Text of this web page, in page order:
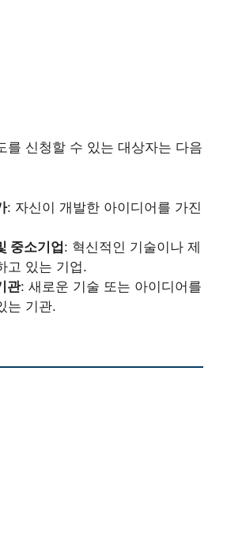
를 신청할 수 있는 대상자는 다음
: 자신이 개발한 아이디어를 가진
중소기업: 혁신적인 기술이나 제
고 있는 기업.
관: 새로운 기술 또는 아이디어를
는 기관.